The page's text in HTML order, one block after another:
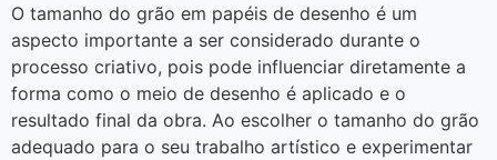
O tamanho do grão em papéis de desenho é um
aspecto importante a ser considerado durante o
processo criativo, pois pode influenciar diretamente a
forma como o meio de desenho é aplicado e o
resultado final da obra. Ao escolher o tamanho do grão
adequado para o seu trabalho artístico e experimentar